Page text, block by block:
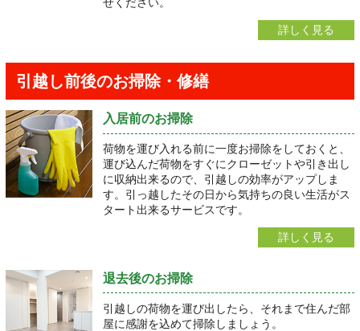
詳しく見る
引越し前後のお掃除・修繕
入居前のお掃除
荷物を運び入れる前に一度お掃除をしておくと、
運び込んだ荷物をすぐにクローゼットや引き出し
に収納出来るので、引越しの効率がアップしま
す。引っ越したその日から気持ちの良い生活がス
タート出来るサービスです。
詳しく見る
退去後のお掃除
引越しの荷物を運び出したら、それまで住んだ部
屋に感謝を込めて掃除しましょう。